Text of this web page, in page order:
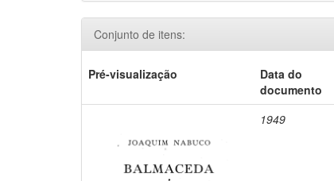
Conjunto de itens:
Pré-visualização
Data do
documento
1949